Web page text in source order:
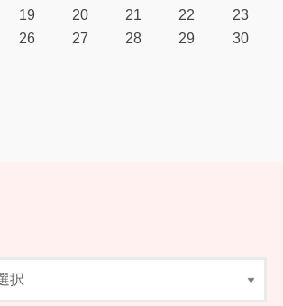
19 20 21 22
23
26 27 28 29
30